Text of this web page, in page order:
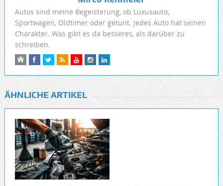
Autos sind meine Begeisterung, ob Luxusauto,
Sportwagen, Oldtimer oder getunt. Jedes Auto hat seinen
Charakter. Was gibt es da besseres, als darüber zu
schreiben.
ÄHNLICHE ARTIKEL